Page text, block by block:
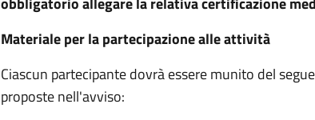
Materiale per la partecipazione alle attività
Ciascun partecipante dovrà essere munito del
proposte nell'avviso: